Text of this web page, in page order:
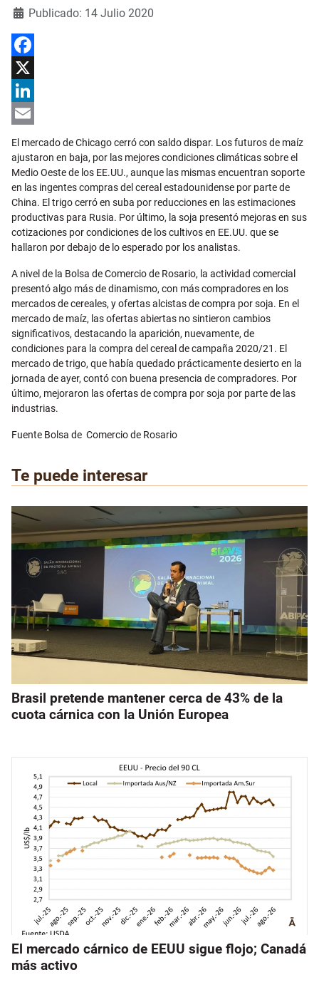
Detalles
Publicado: 14 Julio 2020
Facebook
X
LinkedIn
Email
El mercado de Chicago cerró con saldo dispar. Los futuros de maíz
ajustaron en baja, por las mejores condiciones climáticas sobre el
Medio Oeste de los EE.UU., aunque las mismas encuentran soporte
en las ingentes compras del cereal estadounidense por parte de
China. El trigo cerró en suba por reducciones en las estimaciones
productivas para Rusia. Por último, la soja presentó mejoras en sus
cotizaciones por condiciones de los cultivos en EE.UU. que se
hallaron por debajo de lo esperado por los analistas.
A nivel de la Bolsa de Comercio de Rosario, la actividad comercial
presentó algo más de dinamismo, con más compradores en los
mercados de cereales, y ofertas alcistas de compra por soja. En el
mercado de maíz, las ofertas abiertas no sintieron cambios
significativos, destacando la aparición, nuevamente, de
condiciones para la compra del cereal de campaña 2020/21. El
mercado de trigo, que había quedado prácticamente desierto en la
jornada de ayer, contó con buena presencia de compradores. Por
último, mejoraron las ofertas de compra por soja por parte de las
industrias.
Fuente Bolsa de Comercio de Rosario
Te puede interesar
Brasil pretende mantener cerca de 43% de la
cuota cárnica con la Unión Europea
El mercado cárnico de EEUU sigue flojo; Canadá
más activo